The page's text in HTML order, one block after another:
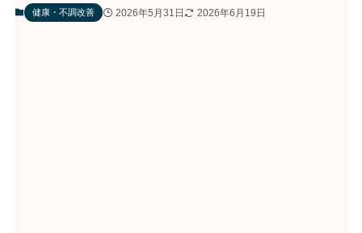
健康・不調改善 2026年5月31日 2026年6月19日